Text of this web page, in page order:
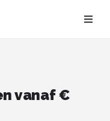
vanaf €